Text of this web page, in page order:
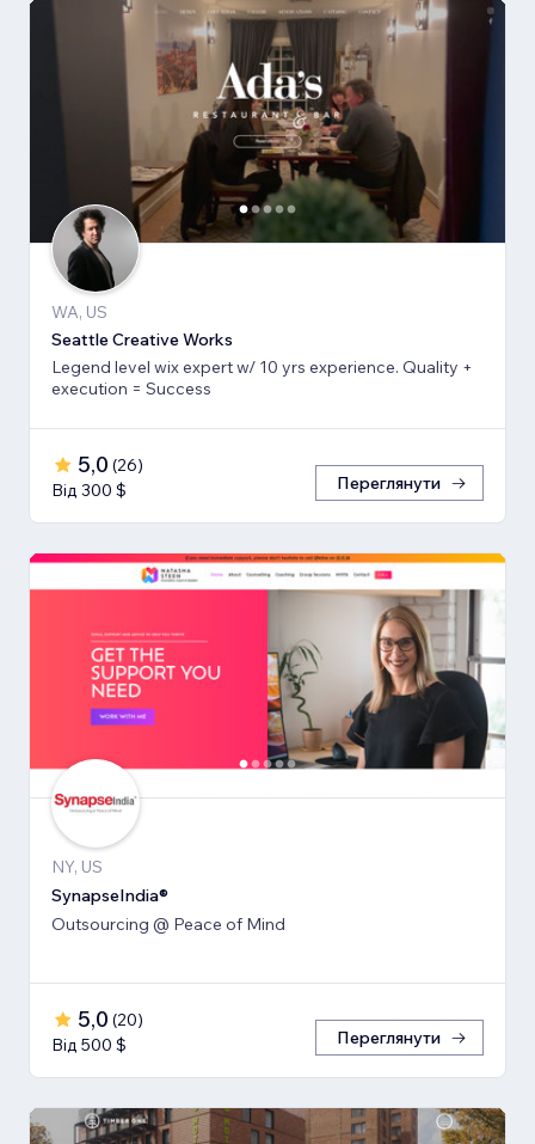
WA, US
Seattle Creative Works
Legend level wix expert w/ 10 yrs experience. Quality +
execution = Success
5,0 (26)
Від 300 $
Переглянути
NY, US
SynapseIndia®
Outsourcing @ Peace of Mind
5,0 (20)
Від 500 $
Переглянути